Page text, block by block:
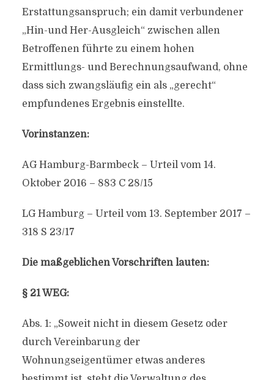
Erstattungsanspruch; ein damit verbundener
„Hin-und Her-Ausgleich“ zwischen allen
Betroffenen führte zu einem hohen
Ermittlungs- und Berechnungsaufwand, ohne
dass sich zwangsläufig ein als „gerecht“
empfundenes Ergebnis einstellte.
Vorinstanzen:
AG Hamburg-Barmbeck – Urteil vom 14.
Oktober 2016 – 883 C 28/15
LG Hamburg – Urteil vom 13. September 2017 –
318 S 23/17
Die maßgeblichen Vorschriften lauten:
§ 21 WEG:
Abs. 1: „Soweit nicht in diesem Gesetz oder
durch Vereinbarung der
Wohnungseigentümer etwas anderes